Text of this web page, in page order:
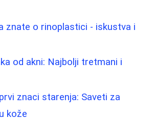
znate o rinoplastici - iskustva i
od akni: Najbolji tretmani i
znaci starenja: Saveti za
kože